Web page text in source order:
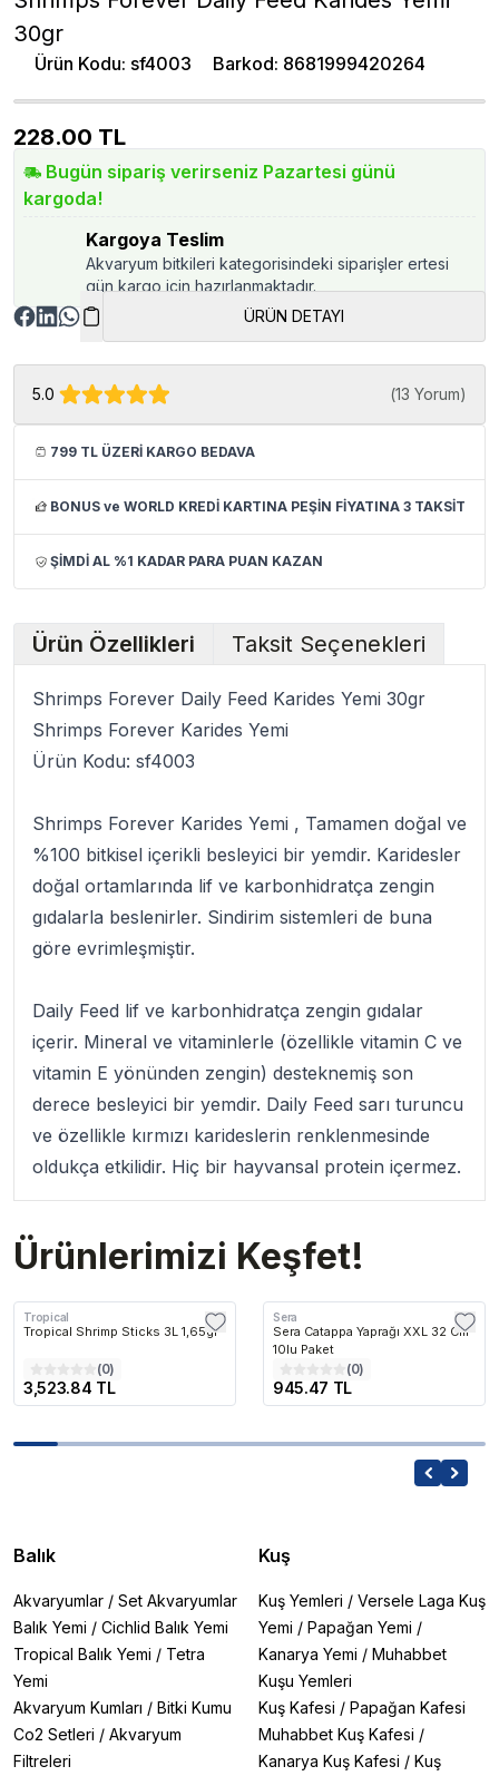
30gr
Ürün Kodu: sf4003 Barkod: 8681999420264
228.00 TL
Bugün sipariş verirseniz Pazartesi günü
kargoda!
Kargoya Teslim
Akvaryum bitkileri kategorisindeki siparişler ertesi
gün kargo için hazırlanmaktadır.
ÜRÜN DETAYI
5.0 (13 Yorum)
799 TL ÜZERİ KARGO BEDAVA
BONUS ve WORLD KREDİ KARTINA PEŞİN FİYATINA 3 TAKSİT
ŞİMDİ AL %1 KADAR PARA PUAN KAZAN
Ürün Özellikleri Taksit Seçenekleri
Shrimps Forever Daily Feed Karides Yemi 30gr
Shrimps Forever Karides Yemi
Ürün Kodu: sf4003
Shrimps Forever Karides Yemi , Tamamen doğal ve
%100 bitkisel içerikli besleyici bir yemdir. Karidesler
doğal ortamlarında lif ve karbonhidratça zengin
gıdalarla beslenirler. Sindirim sistemleri de buna
göre evrimleşmiştir.
Daily Feed lif ve karbonhidratça zengin gıdalar
içerir. Mineral ve vitaminlerle (özellikle vitamin C ve
vitamin E yönünden zengin) desteknemiş son
derece besleyici bir yemdir. Daily Feed sarı turuncu
ve özellikle kırmızı karideslerin renklenmesinde
oldukça etkilidir. Hiç bir hayvansal protein içermez.
Ürünlerimizi Keşfet!
Tropical
Tropical Shrimp Sticks 3L 1,65gr
(0)
3,523.84 TL
Sera
Sera Catappa Yaprağı XXL 32 Cm
10lu Paket
(0)
945.47 TL
Balık
Akvaryumlar / Set Akvaryumlar
Balık Yemi / Cichlid Balık Yemi
Tropical Balık Yemi / Tetra
Yemi
Akvaryum Kumları / Bitki Kumu
Co2 Setleri / Akvaryum
Filtreleri
Kuş
Kuş Yemleri / Versele Laga Kuş
Yemi / Papağan Yemi /
Kanarya Yemi / Muhabbet
Kuşu Yemleri
Kuş Kafesi / Papağan Kafesi
Muhabbet Kuş Kafesi /
Kanarya Kuş Kafesi / Kuş